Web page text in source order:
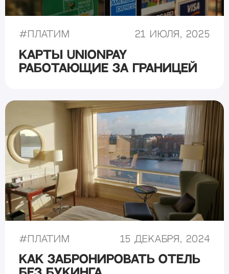
# Платим 21 июля, 2025
Карты UnionPay
работающие за границей
# Платим 15 декабря, 2024
Как забронировать отель